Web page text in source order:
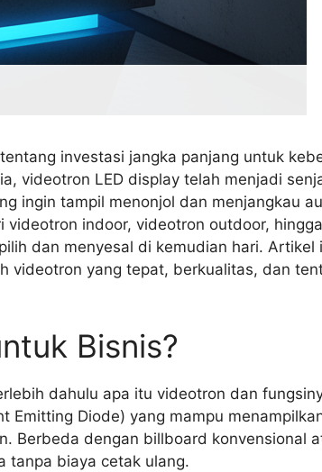
investasi jangka panjang untuk
videotron LED display telah menjadi
ingin tampil menonjol dan menjangkau
indoor, videotron outdoor,
dan menyesal di kemudian hari. Artikel
videotron yang tepat, berkualitas, dan
Bisnis?
dahulu apa itu videotron dan
Diode) yang mampu
Berbeda dengan billboard konvensional
tanpa biaya cetak ulang.